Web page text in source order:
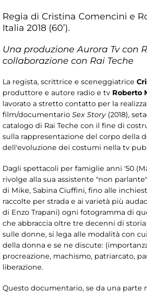
Regia di Cristina Comencini e
Italia 2018 (60’).
Una produzione Aurora Tv con
collaborazione con Rai Teche
La regista, scrittrice e sceneggiatrice
produttore e autore radio e tv Roberto
lavorato a stretto contatto per la
film/documentario Sex Story(2018),
catalogo di Rai Teche con il fine di
sulla rappresentazione del corpo della
dell'evoluzione dei costumi nella tv
Dagli spettacoli per famiglie anni '50
rivolge alla sua assistente "non
di Mike, Sabina Ciuffini, fino alle
raccolte per strada e ai varietà più
di Enzo Trapani) ogni fotogramma di
che abbraccia oltre tre decenni di
sulle donne, si lega alle modalità con
della donna e se ne discute:
procreazione, machismo, patriarcato,
liberazione.
Questo documentario, se da una parte